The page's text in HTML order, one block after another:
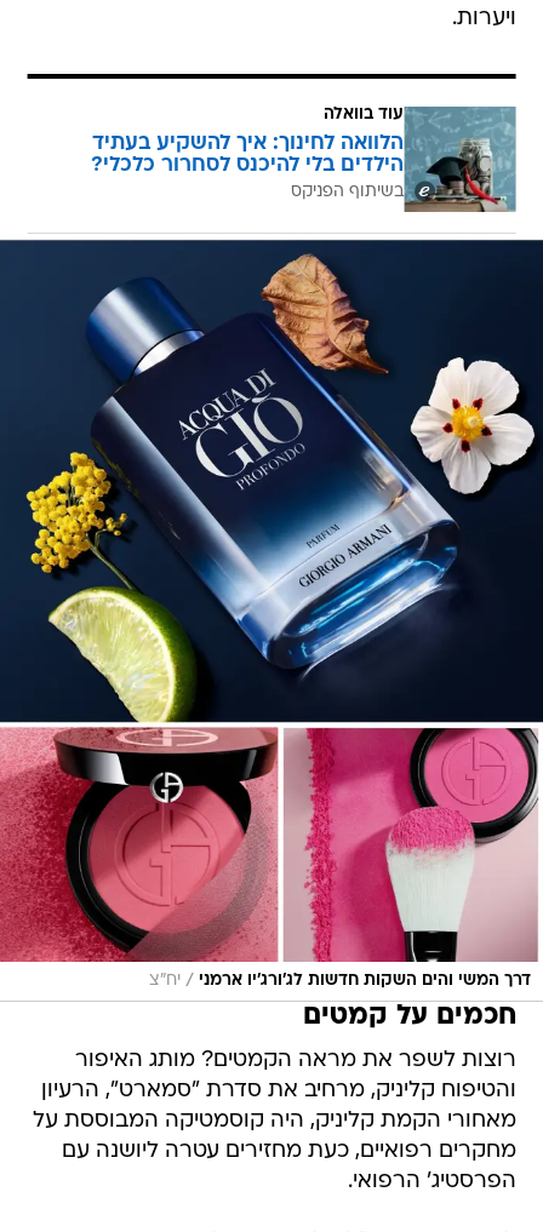
ויערות.
עוד בוואלה
הלוואה לחינוך: איך להשקיע בעתיד
הילדים בלי להיכנס לסחרור כלכלי?
בשיתוף הפניקס
דרך המשי והים השקות חדשות לג'ורג'יו ארמני / יח"צ
חכמים על קמטים
רוצות לשפר את מראה הקמטים? מותג האיפור
והטיפוח קליניק, מרחיב את סדרת "סמארט", הרעיון
מאחורי הקמת קליניק, היה קוסמטיקה המבוססת על
מחקרים רפואיים, כעת מחזירים עטרה ליושנה עם
הפרסטיג' הרפואי.